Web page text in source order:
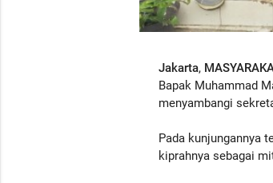
Jakarta,
Bapak Muhammad
menyambangi
Pada kunjungannya
kiprahnya sebagai